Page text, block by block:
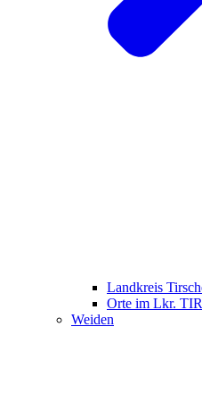
Landkreis
Orte im Lkr. TIR
Weiden